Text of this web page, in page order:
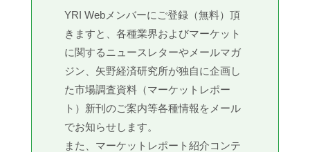
YRI Webメンバーにご登録（無料）頂
きますと、各種業界およびマーケット
に関するニュースレターやメールマガ
ジン、矢野経済研究所が独自に企画し
た市場調査資料（マーケットレポー
ト）新刊のご案内等各種情報をメール
でお知らせします。
また、マーケットレポート紹介コンテ